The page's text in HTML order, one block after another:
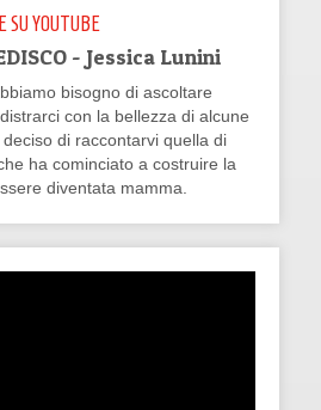
SU YOUTUBE
- Jessica Lunini
bisogno di ascoltare
con la bellezza di alcune
di raccontarvi quella di
ha cominciato a costruire la
diventata mamma.